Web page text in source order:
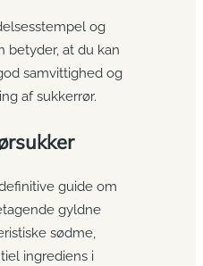
og
betyder, at du kan
samvittighed og
af sukkerrør.
guide om
gyldne
sødme,
ingrediens i